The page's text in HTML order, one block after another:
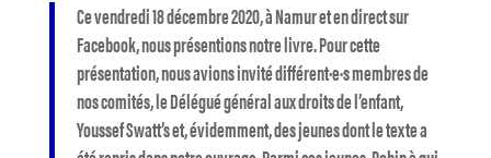
Ce vendredi 18 décembre 2020, à Namur et en direct sur
Facebook, nous présentions notre livre. Pour cette
présentation, nous avions invité différent·e·s membres de
nos comités, le Délégué général aux droits de l’enfant,
Youssef Swatt’s et, évidemment, des jeunes dont le texte a